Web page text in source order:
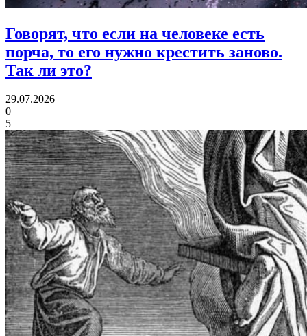
Говорят, что если на человеке есть
порча, то его нужно крестить заново.
Так ли это?
29.07.2026
0
5